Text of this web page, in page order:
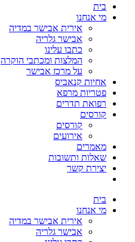
בית
מי אנחנו
אירית אבישר במדיה
אבישר גלריה
כתבו עלינו
המלצות ומכתבי הוקרה
על מרכז אבישר
אחיות קנאביס
פטריות מרפא
רפואת תדרים
קורסים
קורסים
אירועים
מאמרים
שאלות ותשובות
יצירת קשר
בית
מי אנחנו
אירית אבישר במדיה
אבישר גלריה